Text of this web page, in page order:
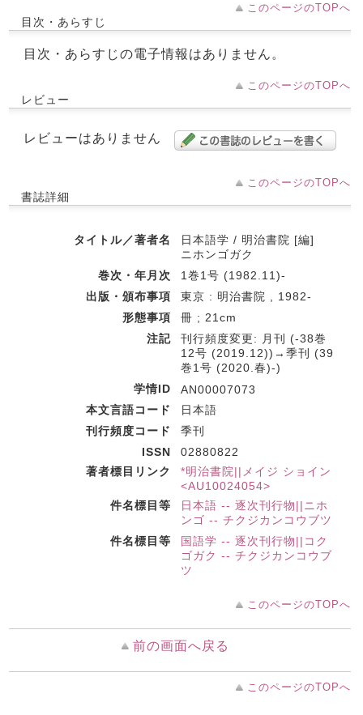
このページのTOPへ
目次・あらすじ
目次・あらすじの電子情報はありません。
このページのTOPへ
レビュー
レビューはありません
このページのTOPへ
書誌詳細
タイトル／著者名
日本語学 / 明治書院 [編]
ニホンゴガク
巻次・年月次
1巻1号 (1982.11)-
出版・頒布事項
東京 : 明治書院 , 1982-
形態事項
冊 ; 21cm
注記
刊行頻度変更: 月刊 (-38巻
12号 (2019.12))→季刊 (39
巻1号 (2020.春)-)
学情ID
AN00007073
本文言語コード
日本語
刊行頻度コード
季刊
ISSN
02880822
著者標目リンク
*明治書院||メイジ ショイン
<AU10024054>
件名標目等
日本語 -- 逐次刊行物||ニホ
ンゴ -- チクジカンコウブツ
件名標目等
国語学 -- 逐次刊行物||コク
ゴガク -- チクジカンコウブ
ツ
このページのTOPへ
前の画面へ戻る
このページのTOPへ